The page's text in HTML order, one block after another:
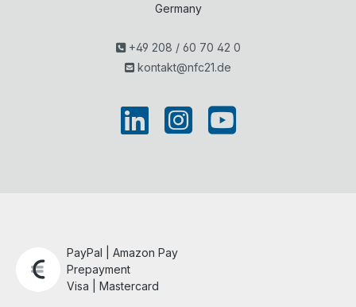
Germany
+49 208 / 60 70 42 0
kontakt@nfc21.de
PayPal | Amazon Pay
Prepayment
Visa | Mastercard